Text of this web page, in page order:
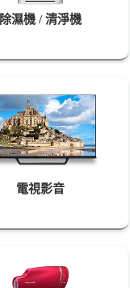
除濕機 / 清淨機
電視影音